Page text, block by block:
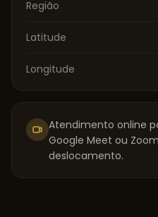
Região
Latitude
Longitude
Atendimento online
Google Meet ou
deslocamento.